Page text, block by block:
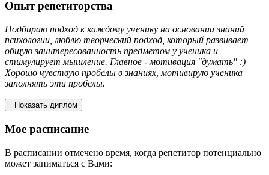
Опыт репетиторства
Подбираю подход к каждому ученику на основании знаний
психологии, люблю творческий подход, который развивает
общую заинтересованность предметом у ученика и
стимулирует мышление. Главное - мотивация "думать" :)
Хорошо чувствую пробелы в знаниях, мотивирую ученика
заполнять эти пробелы.
Показать диплом
Мое расписание
В расписании отмечено время, когда репетитор потенциально
может заниматься с Вами: